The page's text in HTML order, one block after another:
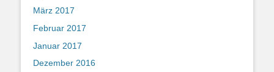
März 2017
Februar 2017
Januar 2017
Dezember 2016